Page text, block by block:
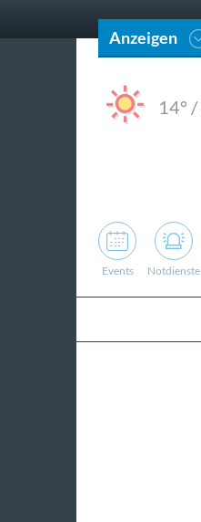
Anzeigen
14° /
Events Notdienste